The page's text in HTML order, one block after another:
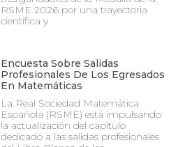
RSME 2026 por una trayectoria
científica y
Encuesta Sobre Salidas
Profesionales De Los Egresados
En Matemáticas
La Real Sociedad Matemática
Española (RSME) está impulsando
la actualización del capítulo
dedicado a las salidas profesionales